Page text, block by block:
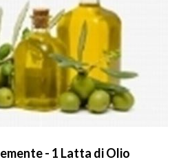
- 1 Latta di Olio